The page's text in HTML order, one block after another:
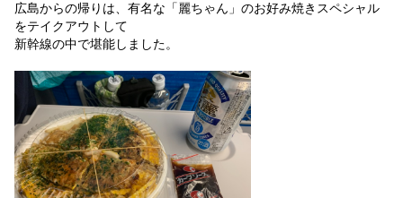
広島からの帰りは、有名な「麗ちゃん」のお好み焼きスペシャル
をテイクアウトして
新幹線の中で堪能しました。